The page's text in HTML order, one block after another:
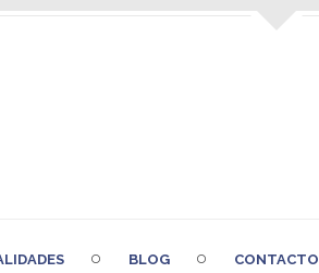
BLOG CONTACTO